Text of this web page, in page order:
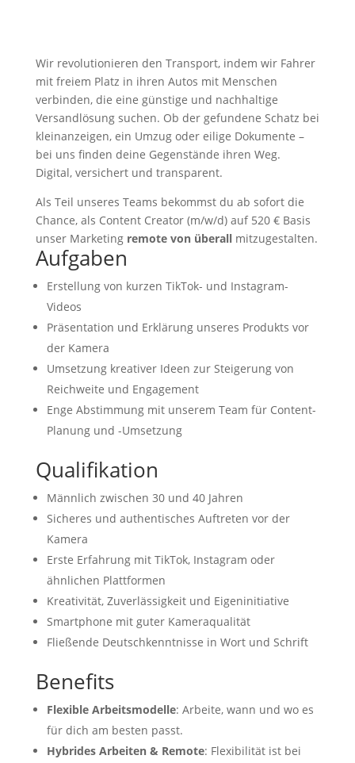
Wir revolutionieren den Transport, indem wir Fahrer
mit freiem Platz in ihren Autos mit Menschen
verbinden, die eine günstige und nachhaltige
Versandlösung suchen. Ob der gefundene Schatz bei
kleinanzeigen, ein Umzug oder eilige Dokumente –
bei uns finden deine Gegenstände ihren Weg.
Digital, versichert und transparent.
Als Teil unseres Teams bekommst du ab sofort die
Chance, als Content Creator (m/w/d) auf 520 € Basis
unser Marketing remote von überallmitzugestalten.
Aufgaben
Erstellung von kurzen TikTok- und Instagram-
Videos
Präsentation und Erklärung unseres Produkts vor
der Kamera
Umsetzung kreativer Ideen zur Steigerung von
Reichweite und Engagement
Enge Abstimmung mit unserem Team für Content-
Planung und -Umsetzung
Qualifikation
Männlich zwischen 30 und 40 Jahren
Sicheres und authentisches Auftreten vor der
Kamera
Erste Erfahrung mit TikTok, Instagram oder
ähnlichen Plattformen
Kreativität, Zuverlässigkeit und Eigeninitiative
Smartphone mit guter Kameraqualität
Fließende Deutschkenntnisse in Wort und Schrift
Benefits
Flexible Arbeitsmodelle: Arbeite, wann und wo es
für dich am besten passt.
Hybrides Arbeiten & Remote: Flexibilität ist bei